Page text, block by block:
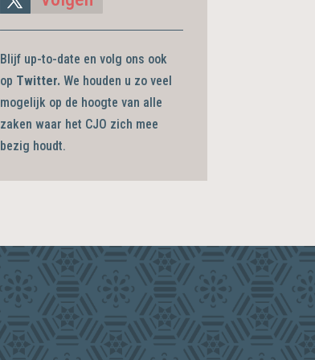
Blijf up-to-date en volg ons ook
op Twitter. We houden u zo veel
mogelijk op de hoogte van alle
zaken waar het CJO zich mee
bezig houdt.